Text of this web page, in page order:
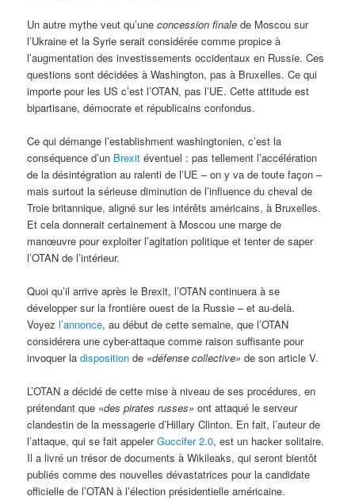
Un autre mythe veut qu’uneconcession finale de Moscou sur
l’Ukraine et la Syrie serait considérée comme propice à
l’augmentation des investissements occidentaux en Russie. Ces
questions sont décidées à Washington, pas à Bruxelles. Ce qui
importe pour les US c’est l’OTAN, pas l’UE. Cette attitude est
bipartisane, démocrate et républicains confondus.
Ce qui démange l’establishment washingtonien, c’est la
conséquence d’un Brexit éventuel : pas tellement l’accélération
de la désintégration au ralenti de l’UE – on y va de toute façon –
mais surtout la sérieuse diminution de l’influence du cheval de
Troie britannique, aligné sur les intérêts américains, à Bruxelles.
Et cela donnerait certainement à Moscou une marge de
manœuvre pour exploiter l’agitation politique et tenter de saper
l’OTAN de l’intérieur.
Quoi qu’il arrive après le Brexit, l’OTAN continuera à se
développer sur la frontière ouest de la Russie – et au-delà.
Voyezl’annonce, au début de cette semaine, que l’OTAN
considérera une cyber-attaque comme raison suffisante pour
invoquer ladisposition de «défense collective»de son article V.
L’OTAN a décidé de cette mise à niveau de ses procédures, en
prétendant que «des pirates russes» ont attaqué le serveur
clandestin de la messagerie d’Hillary Clinton. En fait, l’auteur de
l’attaque, qui se fait appelerGuccifer 2.0, est un hacker solitaire.
Il a livré un trésor de documents à Wikileaks, qui seront bientôt
publiés comme des nouvelles dévastatrices pour la candidate
officielle de l’OTAN à l’élection présidentielle américaine.